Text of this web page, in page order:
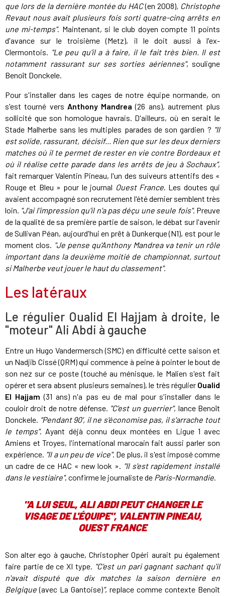
que lors de la dernière montée du HAC(en 2008), Christophe
Revaut nous avait plusieurs fois sorti quatre-cinq arrêts en
une mi-temps". Maintenant, si le club doyen compte 11 points
d'avance sur le troisième (Metz), il le doit aussi à l'ex-
Clermontois. "Le peu qu'il a à faire, il le fait très bien. Il est
notamment rassurant sur ses sorties aériennes", souligne
Benoît Donckele.
Pour s'installer dans les cages de notre équipe normande, on
s'est tourné vers Anthony Mandrea (26 ans), autrement plus
sollicité que son homologue havrais. D'ailleurs, où en serait le
Stade Malherbe sans les multiples parades de son gardien ? "Il
est solide, rassurant, décisif... Rien que sur les deux derniers
matches où il te permet de rester en vie contre Bordeaux et
où il réalise cette parade dans les arrêts de jeu à Sochaux",
fait remarquer Valentin Pineau, l'un des suiveurs attentifs des «
Rouge et Bleu » pour le journal Ouest France. Les doutes qui
avaient accompagné son recrutement l'été dernier semblent très
loin. "J'ai l'impression qu'il n'a pas déçu une seule fois". Preuve
de la qualité de sa première partie de saison, le débat sur l'avenir
de Sullivan Péan, aujourd'hui en prêt à Dunkerque (N1), est pour le
moment clos. "Je pense qu'Anthony Mandrea va tenir un rôle
important dans la deuxième moitié de championnat, surtout
si Malherbe veut jouer le haut du classement".
Les latéraux
Le régulier Oualid El Hajjam à droite, le
"moteur" Ali Abdi à gauche
Entre un Hugo Vandermersch (SMC) en difficulté cette saison et
un Nadjib Cissé (QRM) qui commence à peine à pointer le bout de
son nez sur ce poste (touché au ménisque, le Malien s'est fait
opérer et sera absent plusieurs semaines), le très régulier Oualid
El Hajjam (31 ans) n'a pas eu de mal pour s'installer dans le
couloir droit de notre défense. "C'est un guerrier", lance Benoît
Donckele. "Pendant 90', il ne s'économise pas, il s'arrache tout
le temps". Ayant déjà connu deux montées en Ligue 1 avec
Amiens et Troyes, l'international marocain fait aussi parler son
expérience. "Il a un peu de vice". De plus, il s'est imposé comme
un cadre de ce HAC « new look ». "Il s'est rapidement installé
dans le vestiaire", confirme le journaliste de Paris-Normandie.
"A LUI SEUL, ALI ABDI PEUT CHANGER LE
VISAGE DE L'ÉQUIPE", VALENTIN PINEAU,
OUEST FRANCE
Son alter ego à gauche, Christopher Opéri aurait pu également
faire partie de ce XI type. "C'est un pari gagnant sachant qu'il
n'avait disputé que dix matches la saison dernière en
Belgique(avec La Gantoise)", replace comme contexte Benoît